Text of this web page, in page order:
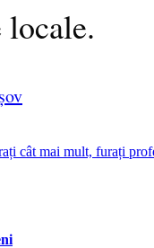
cât mai mult, furați